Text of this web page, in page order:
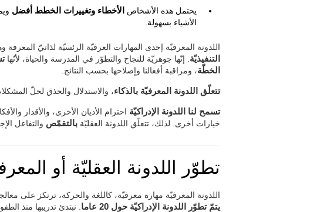
يحتمل هذه الأشخاص
الأخطاء وتغييرات الخطط أفضل
الأشياء بسهولة.
اللدونة المعرفيّة إحدى المهارات العرفيّة الرئسيّة لذاتيّّ المعرفة
التنفيذيّة . إنّها جوهريّة للنجاح والتطوّر في المدرسة والحياة، لأنّها
الخطّة، ومراقبة أفعالنا وإصلاحها بحسب النتائج.
تتعلّق اللدونة المعرفيّة بالذكاء، والاستدلال والحذق لحلّ
تسمح لنا اللدونة الإدراكيّة احترام الأديان الأخرى، والأقدار
خيارات أخرى. لذلك، تتعلّق اللدونة العقليّة بالتقمّص والتفاعل
تطوّر اللدونة العقليّة أو
اللدونة المعرفيّة مهارة معرفيّة، كاللغة والحركة، ترتكز على
يتمّ تطوّر اللدونة الإدراكيّة حول 20 عاما
. نبتدئ تدريبها منذ